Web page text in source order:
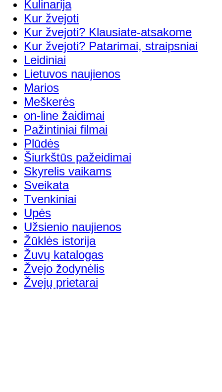
Kulinarija
Kur žvejoti
Kur žvejoti? Klausiate-atsakome
Kur žvejoti? Patarimai, straipsniai
Leidiniai
Lietuvos naujienos
Marios
Meškerės
on-line žaidimai
Pažintiniai filmai
Plūdės
Šiurkštūs pažeidimai
Skyrelis vaikams
Sveikata
Tvenkiniai
Upės
Užsienio naujienos
Žūklės istorija
Žuvų katalogas
Žvejo žodynėlis
Žvejų prietarai